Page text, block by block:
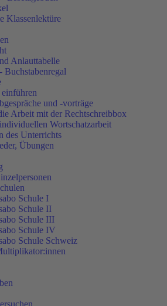
Klassenlektüre
Anlauttabelle
Buchstabenregal
und -vorträge
Arbeit mit der Rechtschreibbox
Wortschatzarbeit
des Unterrichts
Übungen
Schule I
Schule II
Schule III
Schule IV
Schule Schweiz